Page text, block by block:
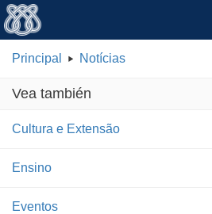
Principal Notícias
Vea también
Cultura e Extensão
Ensino
Eventos